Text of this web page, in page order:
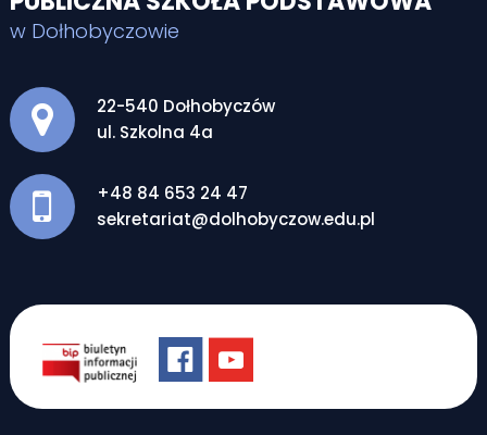
w Dołhobyczowie
Adres pocztowy:
22-540 Dołhobyczów
ul. Szkolna 4a
+48 84 653 24 47
sekretariat@dolhobyczow.edu.pl